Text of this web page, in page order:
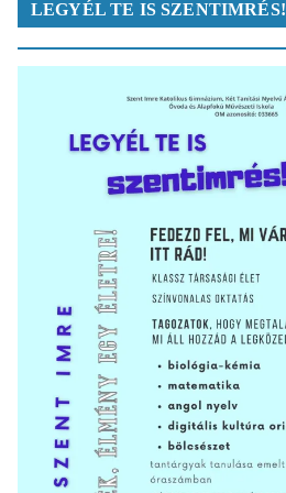
LEGYÉL TE IS SZENTIMRÉS!